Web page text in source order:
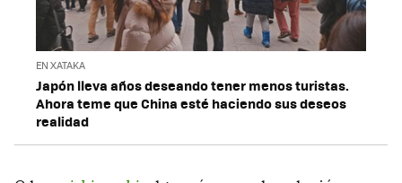
EN XATAKA
Japón lleva años deseando tener menos turistas.
Ahora teme que China esté haciendo sus deseos
realidad